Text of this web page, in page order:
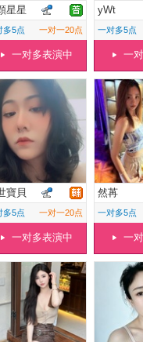
星星
多5点 一对一20点
一对多表演中
yWt
一对多5点
一
寶貝
多5点 一对一20点
一对多表演中
然苒
一对多5点
一